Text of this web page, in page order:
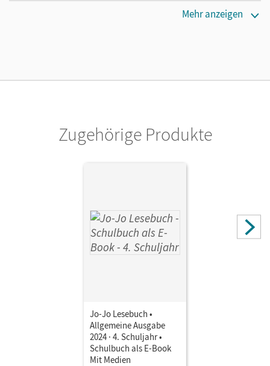
Mehr anzeigen
Zugehörige Produkte
Jo-Jo Lesebuch •
Allgemeine Ausgabe
2024 · 4. Schuljahr •
Schulbuch als E-Book
Mit Medien